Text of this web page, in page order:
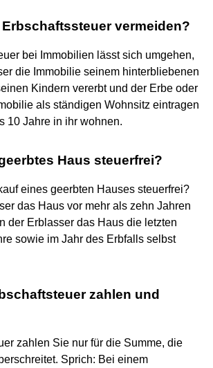
vermeiden?
bei Immobilien lässt sich umgehen,
die Immobilie seinem hinterbliebenen
Kindern vererbt und der Erbe oder
als ständigen Wohnsitz eintragen
10 Jahre in ihr wohnen.
Haus steuerfrei?
eines geerbten Hauses steuerfrei?
das Haus vor mehr als zehn Jahren
der Erblasser das Haus die letzten
sowie im Jahr des Erbfalls selbst
zahlen und
zahlen Sie nur für die Summe, die
Sprich: Bei einem